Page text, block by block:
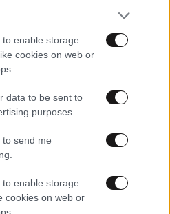
enable storage
cookies on web or
data to be sent to
purposes.
to send me
enable storage
cookies on web or
τους κανόνες σχολιασμού